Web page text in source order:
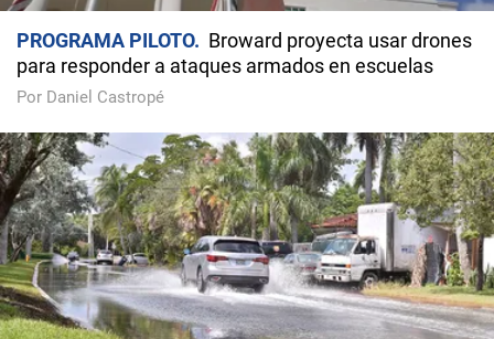
PROGRAMA PILOTO
Broward proyecta usar drones
para responder a ataques armados en escuelas
Por Daniel Castropé